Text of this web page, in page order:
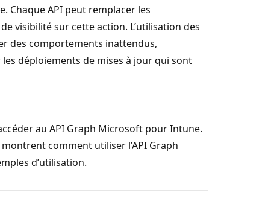
Chaque API peut remplacer les
visibilité sur cette action. L’utilisation des
des comportements inattendus,
déploiements de mises à jour qui sont
au API Graph Microsoft pour Intune.
montrent comment utiliser l’API Graph
d’utilisation.